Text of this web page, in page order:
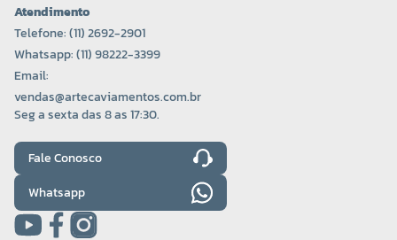
Atendimento
Telefone: (11) 2692-2901
Whatsapp: (11) 98222-3399
Email:
vendas@artecaviamentos.com.br
Seg a sexta das 8 as 17:30.
Fale Conosco
Whatsapp